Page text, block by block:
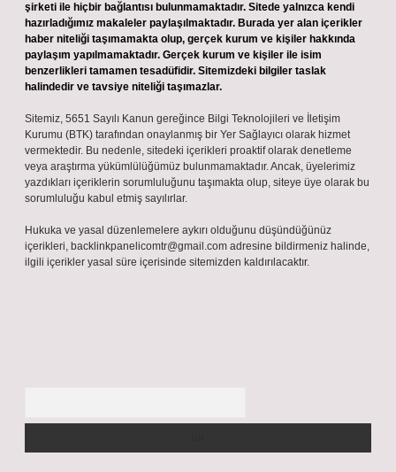
şirketi ile hiçbir bağlantısı bulunmamaktadır. Sitede yalnızca kendi
hazırladığımız makaleler paylaşılmaktadır. Burada yer alan içerikler
haber niteliği taşımamakta olup, gerçek kurum ve kişiler hakkında
paylaşım yapılmamaktadır. Gerçek kurum ve kişiler ile isim
benzerlikleri tamamen tesadüfidir. Sitemizdeki bilgiler taslak
halindedir ve tavsiye niteliği taşımazlar.
Sitemiz, 5651 Sayılı Kanun gereğince Bilgi Teknolojileri ve İletişim
Kurumu (BTK) tarafından onaylanmış bir Yer Sağlayıcı olarak hizmet
vermektedir. Bu nedenle, sitedeki içerikleri proaktif olarak denetleme
veya araştırma yükümlülüğümüz bulunmamaktadır. Ancak, üyelerimiz
yazdıkları içeriklerin sorumluluğunu taşımakta olup, siteye üye olarak bu
sorumluluğu kabul etmiş sayılırlar.
Hukuka ve yasal düzenlemelere aykırı olduğunu düşündüğünüz
içerikleri, backlinkpanelicomtr@gmail.com adresine bildirmeniz halinde,
ilgili içerikler yasal süre içerisinde sitemizden kaldırılacaktır.